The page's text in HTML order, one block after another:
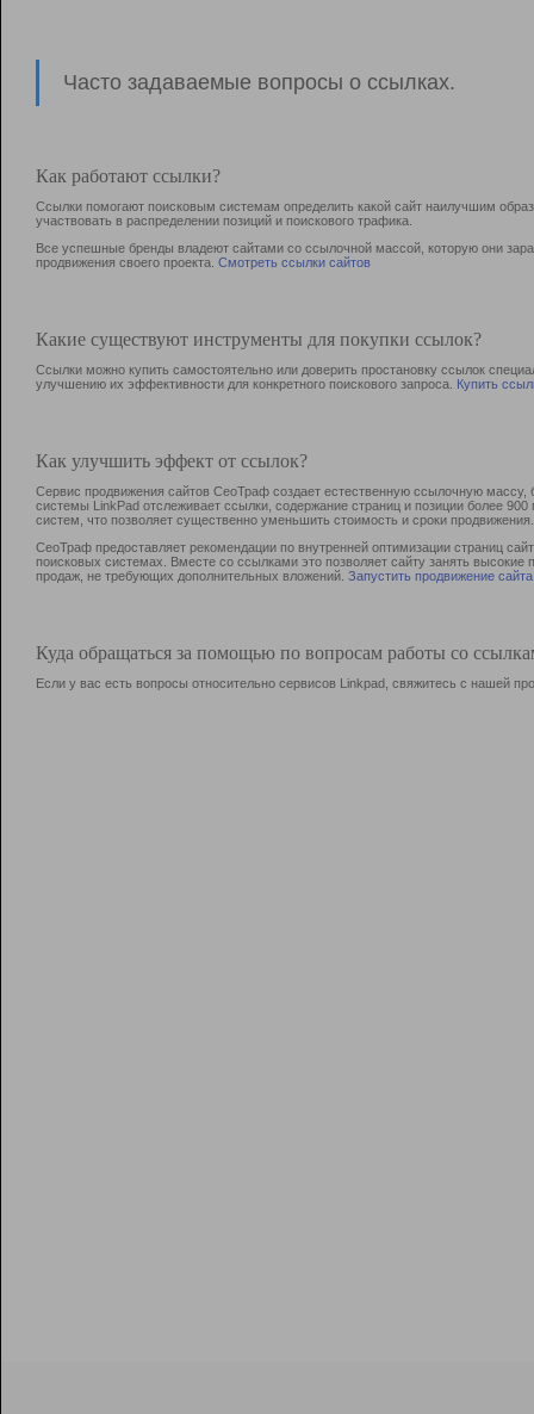
Часто задаваемые вопросы о ссылках.
Как работают ссылки?
Ссылки помогают поисковым системам определить какой сайт наилучшим
участвовать в раcпределении позиций и поискового трафика.
Все успешные бренды владеют сайтами со ссылочной массой, которую они
продвижения своего проекта. Смотреть ссылки сайтов
Какие существуют инструменты для покупки ссылок?
Ссылки можно купить самостоятельно или доверить простановку ссылок
улучшению их эффективности для конкретного поискового запроса. Купить
Как улучшить эффект от ссылок?
Сервис продвижения сайтов СеоТраф создает естественную ссылочную
системы LinkPad отслеживает ссылки, содержание страниц и позиции более
систем, что позволяет существенно уменьшить стоимость и сроки продвижения.
СеоТраф предоставляет рекомендации по внутренней оптимизации страниц
поисковых системах. Вместе со ссылками это позволяет сайту занять
продаж, не требующих дополнительных вложений. Запустить продвижение сайта
Куда обращаться за помощью по вопросам работы со
Если у вас есть вопросы относительно сервисов Linkpad, свяжитесь с нашей